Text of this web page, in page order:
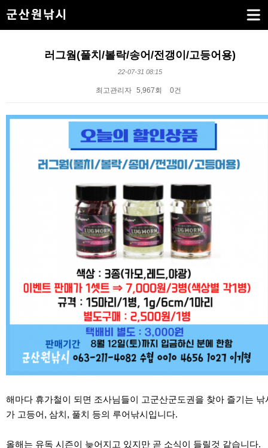
러그웜(풀치/볼락/송어/전갱이/고등어용)
22-07-31 08:15
최고관리자 5,967회 0건
본문
해마다 휴가철이 되면 조사님들이 고군산군도권을 찾아 즐기는 낚
가 고등어, 삼치, 풀치 등의 루어낚시입니다.
올해는 유독 시즌이 늦어지고 있지만 곧 소식이 들릴것 같습니다.